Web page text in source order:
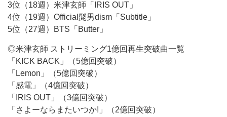
3位（18週）米津玄師「IRIS OUT」
4位（19週）Official髭男dism「Subtitle」
5位（27週）BTS「Butter」
◎米津玄師 ストリーミング1億回再生突破曲一覧
「KICK BACK」（5億回突破）
「Lemon」（5億回突破）
「感電」（4億回突破）
「IRIS OUT」（3億回突破）
「さよーならまたいつか!」（2億回突破）